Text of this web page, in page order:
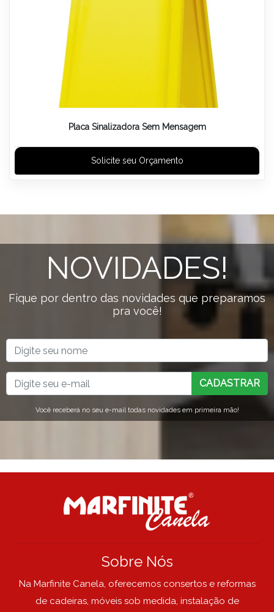
Placa Sinalizadora Sem Mensagem
Solicite seu Orçamento
NOVIDADES!
Fique por dentro das novidades que preparamos
pra você!
CADASTRAR
Você receberá no seu e-mail todas novidades em primeira mão!
Sobre Nós
Na Marfinite Canela, oferecemos consertos e reformas
de cadeiras, móveis sob medida, instalação de